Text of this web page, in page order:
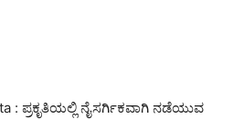
: ಪ್ರಕೃತಿಯಲ್ಲಿ ನೈಸರ್ಗಿಕವಾಗಿ ನಡೆಯುವ